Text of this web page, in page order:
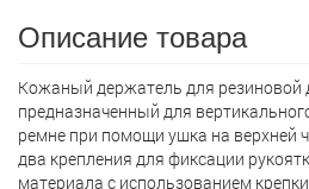
Описание товара
Кожаный держатель для резиновой
предназначенный для
ремне при помощи ушка на верхней
два крепления для фиксации
материала с использованием